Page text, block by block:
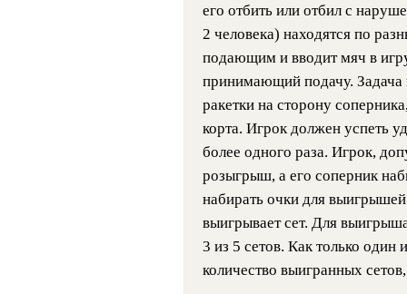
его отбить или отбил с
2 человека) находятся по
подающим и вводит мяч в
принимающий подачу.
ракетки на сторону
корта. Игрок должен успеть
более одного раза. Игрок,
розыгрыш, а его соперник
набирать очки для
выигрывает сет. Для
3 из 5 сетов. Как только один
количество выигранных